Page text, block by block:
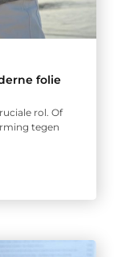
folie
rol. Of
tegen